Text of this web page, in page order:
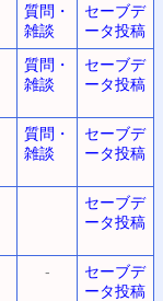
質問・
雑談
セーブデ
ータ投稿
質問・
雑談
セーブデ
ータ投稿
質問・
雑談
セーブデ
ータ投稿
セーブデ
ータ投稿
-
セーブデ
ータ投稿